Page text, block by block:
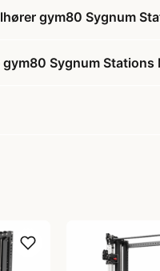
gym80 Sygnum
Sygnum Stations